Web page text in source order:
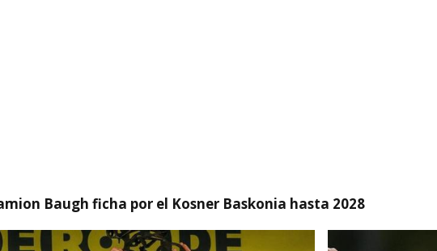
Baugh ficha por el Kosner Baskonia hasta 2028